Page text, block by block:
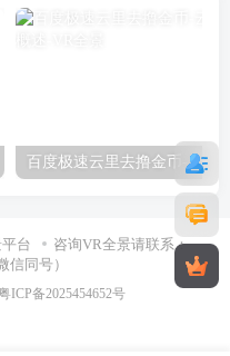
台
咨询VR全景请联系：
信同号）
ICP备2025454652号